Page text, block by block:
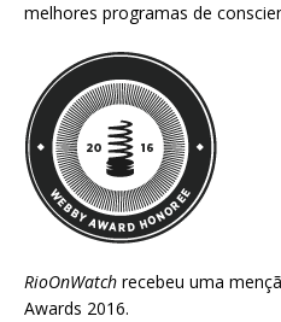
melhores programas de
RioOnWatch recebeu uma
Awards 2016.